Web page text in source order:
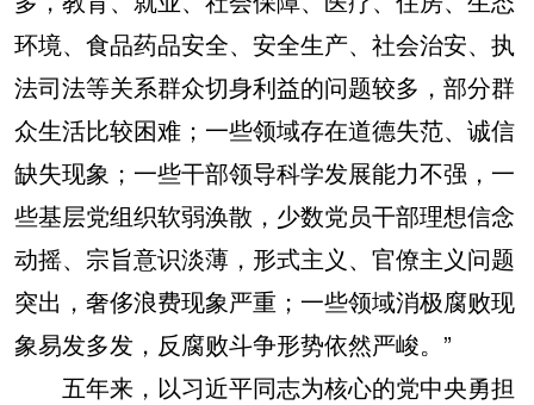
环境、食品药品安全、安全生产、社会治安、执
法司法等关系群众切身利益的问题较多，部分群
众生活比较困难；一些领域存在道德失范、诚信
缺失现象；一些干部领导科学发展能力不强，一
些基层党组织软弱涣散，少数党员干部理想信念
动摇、宗旨意识淡薄，形式主义、官僚主义问题
突出，奢侈浪费现象严重；一些领域消极腐败现
象易发多发，反腐败斗争形势依然严峻。”
五年来，以习近平同志为核心的党中央勇担